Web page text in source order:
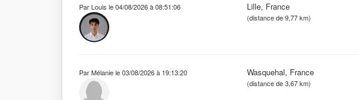
Par Louis le 04/08/2026 à 08:51:06 Lille, France
(distance de 9,77 km)
Par Mélanie le 03/08/2026 à 19:13:20 Wasquehal, France
(distance de 3,67 km)